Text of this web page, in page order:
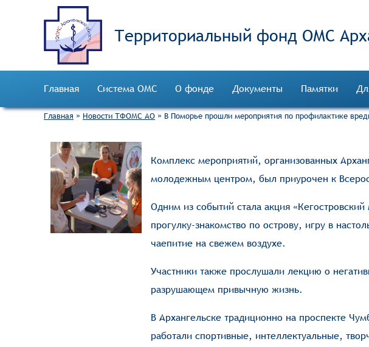
Территориальный фонд ОМС
Главная Система ОМС О фонде Документы Памятки
Главная » Новости ТФОМС АО » В Поморье прошли мероприятия по профилактике
Комплекс мероприятий, организованных
молодежным центром, был приурочен к
Одним из событий стала акция
прогулку-знакомство по острову, игру в
чаепитие на свежем воздухе.
Участники также прослушали лекцию о
разрушающем привычную жизнь.
В Архангельске традиционно на проспекте
работали спортивные, интеллектуальные,